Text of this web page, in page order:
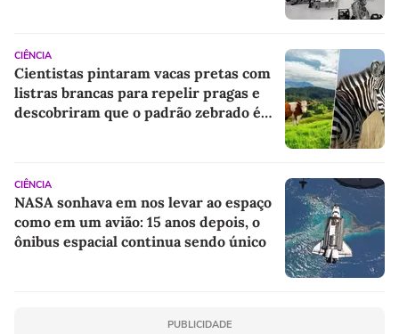
CIÊNCIA
Cientistas pintaram vacas pretas com
listras brancas para repelir pragas e
descobriram que o padrão zebrado é
CIÊNCIA
NASA sonhava em nos levar ao espaço
como em um avião: 15 anos depois, o
ônibus espacial continua sendo único
PUBLICIDADE